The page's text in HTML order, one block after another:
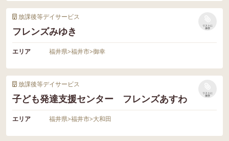
放課後等デイサービス
フレンズみゆき
リストに
保存
エリア 福井県>福井市>御幸
放課後等デイサービス
子ども発達支援センター フレンズあすわ
リストに
保存
エリア 福井県>福井市>大和田